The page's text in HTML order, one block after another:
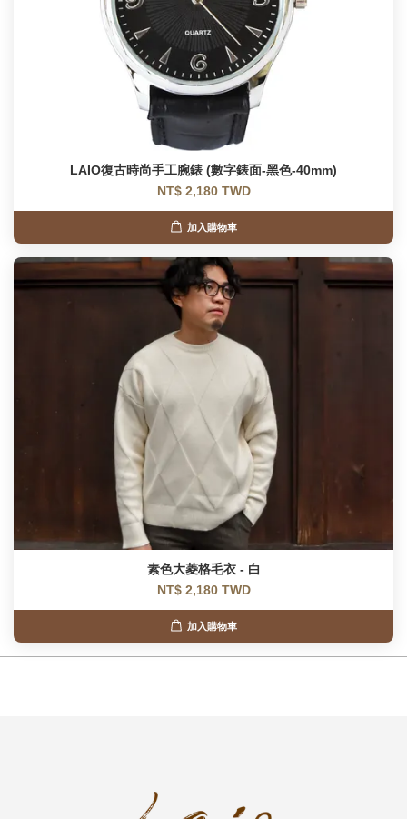
LAIO復古時尚手工腕錶 (數字錶面-黑色-40mm)
NT$ 2,180 TWD
加入購物車
素色大菱格毛衣 - 白
NT$ 2,180 TWD
加入購物車